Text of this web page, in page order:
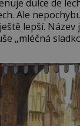
dulce de
Ale
lepší. Název
„mléčná